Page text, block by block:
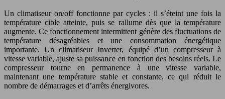
Un climatiseur on/off fonctionne par cycles : il s’éteint une fois la
température cible atteinte, puis se rallume dès que la température
augmente. Ce fonctionnement intermittent génère des fluctuations de
température désagréables et une consommation énergétique
importante. Un climatiseur Inverter, équipé d’un compresseur à
vitesse variable, ajuste sa puissance en fonction des besoins réels. Le
compresseur tourne en permanence à une vitesse variable,
maintenant une température stable et constante, ce qui réduit le
nombre de démarrages et d’arrêts énergivores.